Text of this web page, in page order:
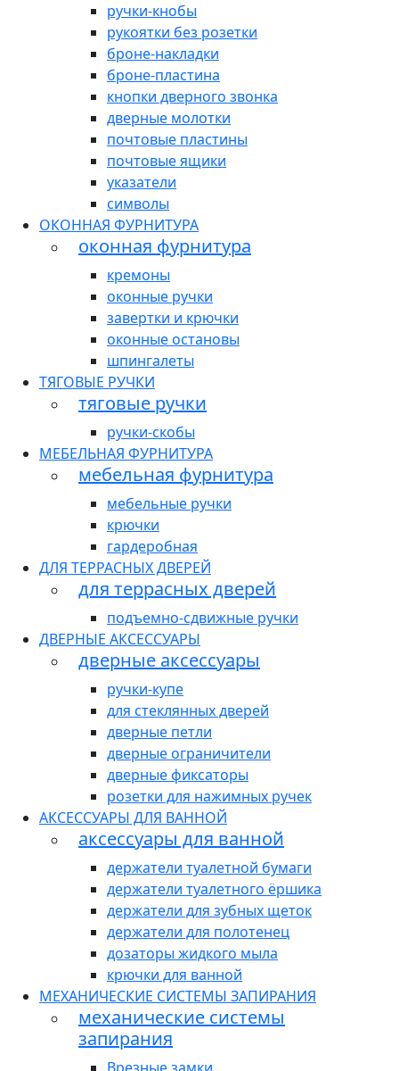
ручки-кнобы
рукоятки без розетки
броне-накладки
броне-пластина
кнопки дверного звонка
дверные молотки
почтовые пластины
почтовые ящики
указатели
символы
ОКОННАЯ ФУРНИТУРА
оконная фурнитура
кремоны
оконные ручки
завертки и крючки
оконные остановы
шпингалеты
ТЯГОВЫЕ РУЧКИ
тяговые ручки
ручки-скобы
МЕБЕЛЬНАЯ ФУРНИТУРА
мебельная фурнитура
мебельные ручки
крючки
гардеробная
ДЛЯ ТЕРРАСНЫХ ДВЕРЕЙ
для террасных дверей
подъемно-сдвижные ручки
ДВЕРНЫЕ АКСЕССУАРЫ
дверные аксессуары
ручки-купе
для стеклянных дверей
дверные петли
дверные ограничители
дверные фиксаторы
розетки для нажимных ручек
АКСЕССУАРЫ ДЛЯ ВАННОЙ
аксессуары для ванной
держатели туалетной бумаги
держатели туалетного ёршика
держатели для зубных щеток
держатели для полотенец
дозаторы жидкого мыла
крючки для ванной
МЕХАНИЧЕСКИЕ СИСТЕМЫ ЗАПИРАНИЯ
механические системы
запирания